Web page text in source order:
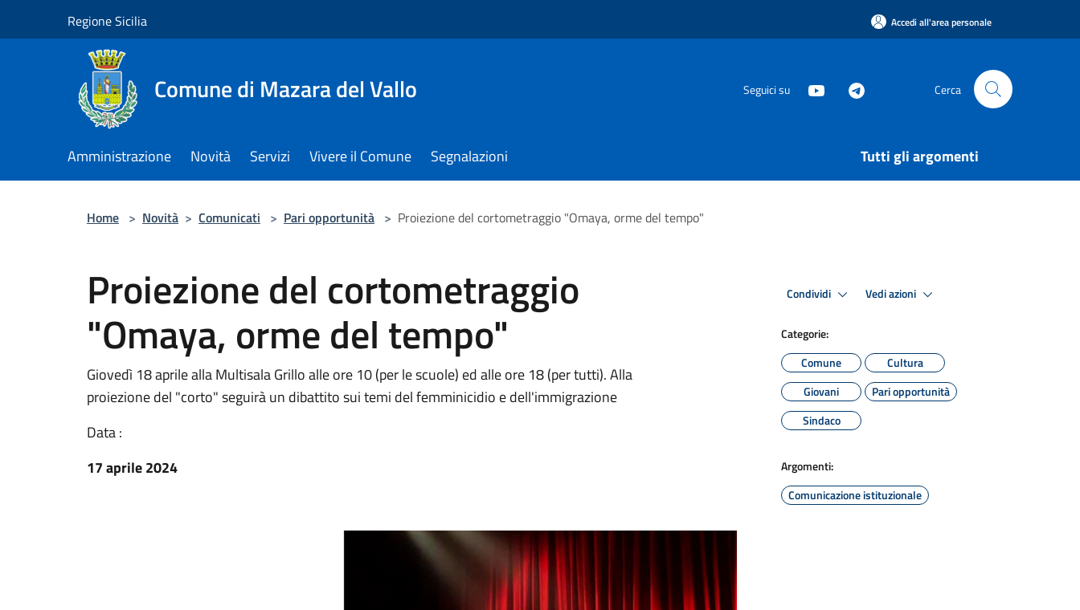
Regione Sicilia Accedi all'area personale
Comune di Mazara del Vallo Seguici su Cerca
Amministrazione Novità Servizi Vivere il Comune Segnalazioni Tutti gli argomenti
Home > Novità > Comunicati > Pari opportunità > Proiezione del cortometraggio "Omaya, orme del tempo"
Proiezione del cortometraggio
"Omaya, orme del tempo"
Giovedì 18 aprile alla Multisala Grillo alle ore 10 (per le scuole) ed alle ore 18 (per tutti). Alla
proiezione del "corto" seguirà un dibattito sui temi del femminicidio e dell'immigrazione
Data :
17 aprile 2024
Condividi Vedi azioni
Categorie:
Comune
Cultura
Giovani
Pari opportunità
Sindaco
Argomenti:
Comunicazione istituzionale